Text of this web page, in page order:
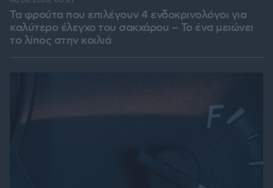
Τα φρούτα που επιλέγουν 4 ενδοκρινολόγοι για
καλύτερο έλεγχο του σακχάρου – Το ένα μειώνει
το λίπος στην κοιλιά